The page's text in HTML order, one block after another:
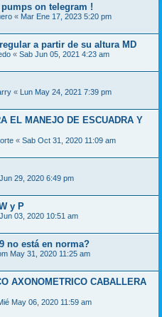
on telegram !
« Mar Ene 17, 2023 5:20 pm
a partir de su altura MD
« Sab Jun 05, 2021 4:23 am
« Lun May 24, 2021 7:39 pm
EL MANEJO DE ESCUADRA Y
« Sab Oct 31, 2020 11:09 am
29, 2020 6:49 pm
y P
03, 2020 10:51 am
no está en norma?
May 31, 2020 11:25 am
AXONOMETRICO CABALLERA
May 06, 2020 11:59 am